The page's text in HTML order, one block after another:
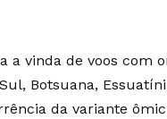
a vinda de voos com
Botsuana,
da variante